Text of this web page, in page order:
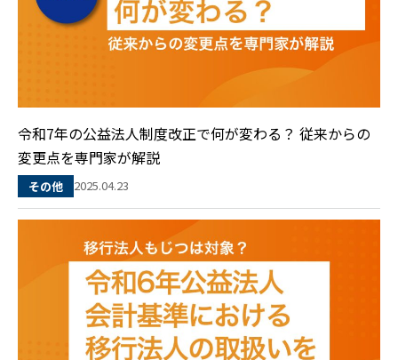
令和7年の公益法人制度改正で何が変わる？ 従来からの
変更点を専門家が解説
その他 2025.04.23